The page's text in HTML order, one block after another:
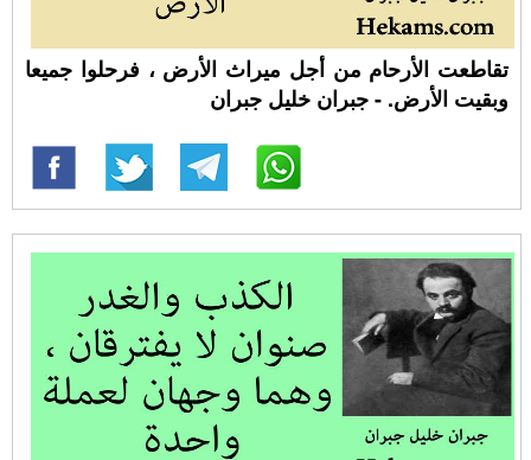
تقاطعت الأرحام من أجل ميراث الأرض ، فرحلوا جميعا
وبقيت الأرض. - جبران خليل جبران